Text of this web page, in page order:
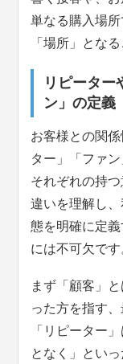
単なる購入場
「場所」とな
リピーター
ン」の定義
お客様との関
ター」「ファ
それぞれの持
違いを理解し
態を明確に定
には不可欠です
まず「顧客」
った方を指す
「リピーター
となく」とい